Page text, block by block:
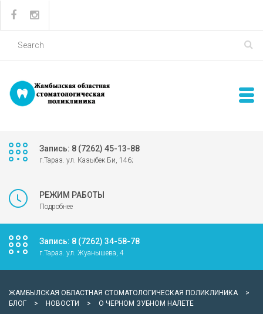
Запись: 8 (7262) 45-13-88
г.Тараз. ул. Казыбек Би, 146;
РЕЖИМ РАБОТЫ
Подробнее
Запись: 8 (7262) 34-58-78
г.Тараз. ул. Жуанышева, 4
ЖАМБЫЛСКАЯ ОБЛАСТНАЯ СТОМАТОЛОГИЧЕСКАЯ ПОЛИКЛИНИКА
>
БЛОГ
> НОВОСТИ > О ЧЕРНОМ ЗУБНОМ НАЛЕТЕ